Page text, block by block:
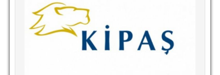
İRTİBAT
SİTE İSTATİSTİKLERİ